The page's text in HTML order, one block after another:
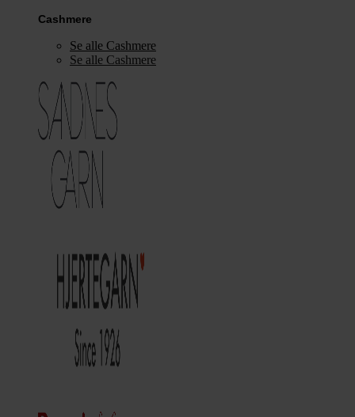
Cashmere
Se alle Cashmere
Se alle Cashmere